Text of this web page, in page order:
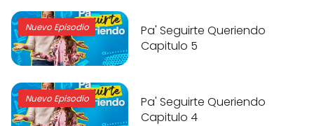
Nuevo Episodio
Pa' Seguirte Queriendo
Capitulo 5
Nuevo Episodio
Pa' Seguirte Queriendo
Capitulo 4